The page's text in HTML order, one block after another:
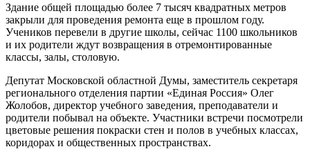
Здание общей площадью более 7 тысяч квадратных метров
закрыли для проведения ремонта еще в прошлом году.
Учеников перевели в другие школы, сейчас 1100 школьников
и их родители ждут возвращения в отремонтированные
классы, залы, столовую.
Депутат Московской областной Думы, заместитель секретаря
регионального отделения партии «Единая Россия» Олег
Жолобов, директор учебного заведения, преподаватели и
родители побывал на объекте. Участники встречи посмотрели
цветовые решения покраски стен и полов в учебных классах,
коридорах и общественных пространствах.